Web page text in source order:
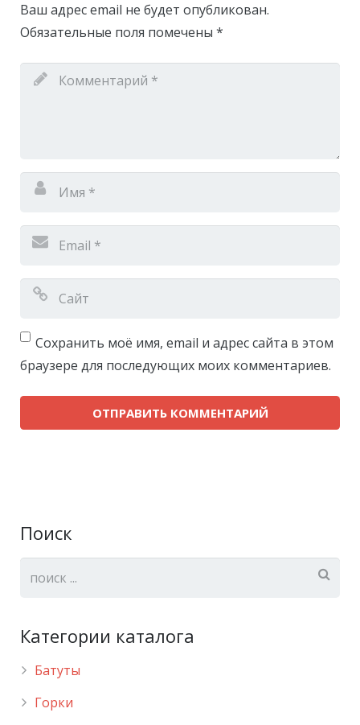
Ваш адрес email не будет опубликован.
Обязательные поля помечены *
Сохранить моё имя, email и адрес сайта в этом
браузере для последующих моих комментариев.
Поиск
Категории каталога
Батуты
Горки